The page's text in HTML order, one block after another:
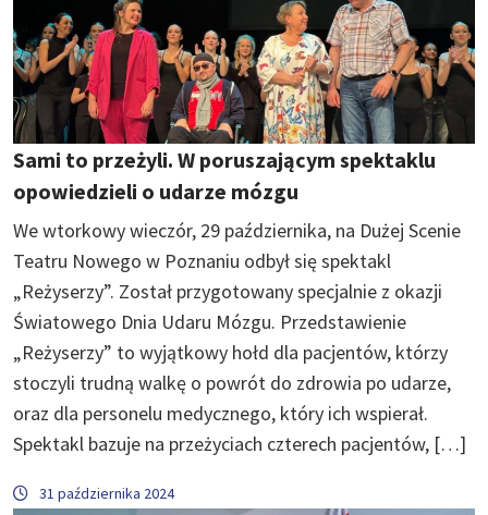
Sami to przeżyli. W poruszającym spektaklu
opowiedzieli o udarze mózgu
We wtorkowy wieczór, 29 października, na Dużej Scenie
Teatru Nowego w Poznaniu odbył się spektakl
„Reżyserzy”. Został przygotowany specjalnie z okazji
Światowego Dnia Udaru Mózgu. Przedstawienie
„Reżyserzy” to wyjątkowy hołd dla pacjentów, którzy
stoczyli trudną walkę o powrót do zdrowia po udarze,
oraz dla personelu medycznego, który ich wspierał.
Spektakl bazuje na przeżyciach czterech pacjentów, […]
31 października 2024